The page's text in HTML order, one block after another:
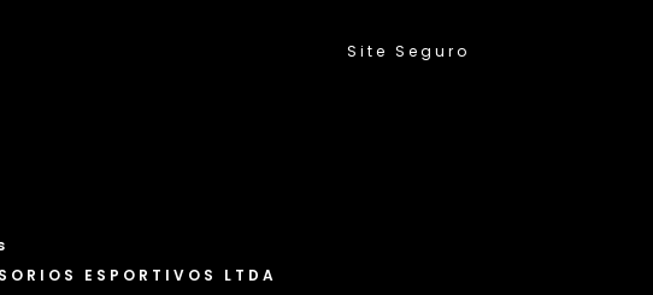
Compra Protegida
ESPORTIVOS LTDA